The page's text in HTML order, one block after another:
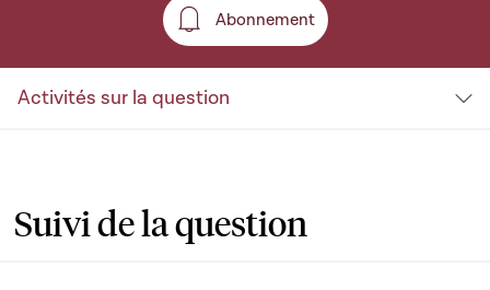
Abonnement
Abonnement
Activités sur la question
Suivi de la question